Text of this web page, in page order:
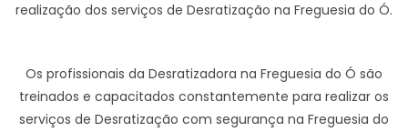
realização dos serviços de Desratização na Freguesia do Ó.
Os profissionais da Desratizadora na Freguesia do Ó são
treinados e capacitados constantemente para realizar os
serviços de Desratização com segurança na Freguesia do